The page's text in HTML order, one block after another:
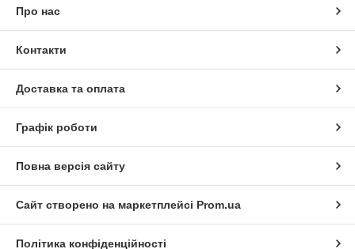
Про нас
Контакти
Доставка та оплата
Графік роботи
Повна версія сайту
Сайт створено на маркетплейсі Prom.ua
Політика конфіденційності